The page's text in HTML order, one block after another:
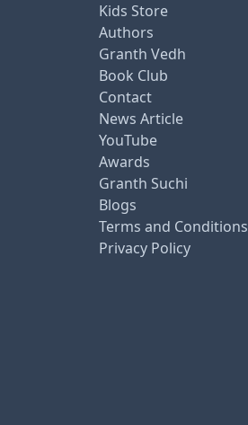
Kids Store
Authors
Granth Vedh
Book Club
Contact
News Article
YouTube
Awards
Granth Suchi
Blogs
Terms and Conditions
Privacy Policy